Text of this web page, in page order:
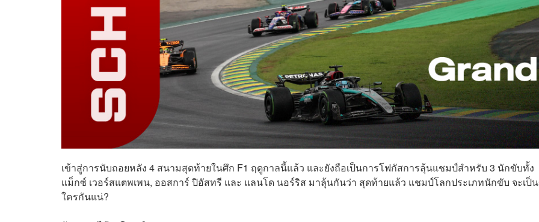
เข้าสู่การนับถอยหลัง 4 สนามสุดท้ายในศึก F1 ฤดูกาลนี้แล้ว และยังถือเป็นการโฟกัสการลุ้นแชมป์สำหรับ 3 นักขับทั้ง
แม็กซ์ เวอร์สแตพเพน, ออสการ์ ปิอัสทรี และ แลนโด นอร์ริส มาลุ้นกันว่า สุดท้ายแล้ว แชมป์โลกประเภทนักขับ จะเป็
ใครกันแน่?